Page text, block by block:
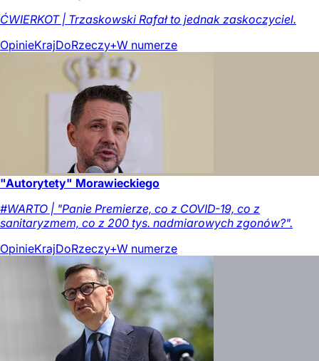
ĆWIERKOT | Trzaskowski Rafał to jednak zaskoczyciel.
OpinieKrajDoRzeczy+W numerze
"Autorytety" Morawieckiego
#WARTO | "Panie Premierze, co z COVID-19, co z
sanitaryzmem, co z 200 tys. nadmiarowych zgonów?".
OpinieKrajDoRzeczy+W numerze